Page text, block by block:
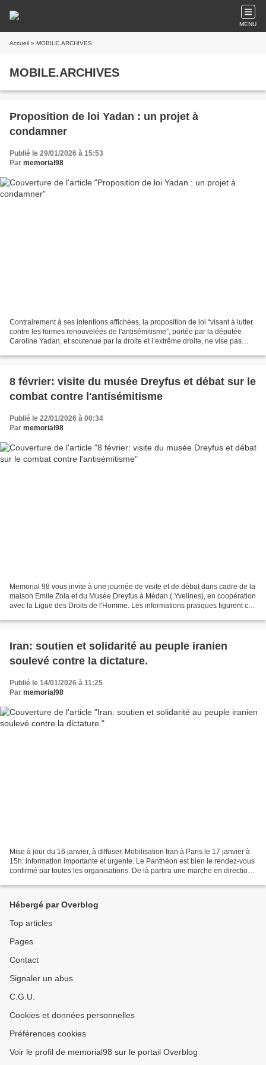
MENU
Accueil » MOBILE.ARCHIVES
MOBILE.ARCHIVES
Proposition de loi Yadan : un projet à
condamner
Publié le 29/01/2026 à 15:53
Par memorial98
Contrairement à ses intentions affichées, la proposition de loi “visant à lutter
contre les formes renouvelées de l'antisémitisme”, portée par la députée
Caroline Yadan, et soutenue par la droite et l’extrême droite, ne vise pas
8 février: visite du musée Dreyfus et débat sur le
combat contre l'antisémitisme
Publié le 22/01/2026 à 00:34
Par memorial98
Memorial 98 vous invite à une journée de visite et de débat dans cadre de la
maison Emile Zola et du Musée Dreyfus à Médan ( Yvelines), en coopération
avec la Ligue des Droits de l'Homme. Les informations pratiques figurent ci-
Iran: soutien et solidarité au peuple iranien
soulevé contre la dictature.
Publié le 14/01/2026 à 11:25
Par memorial98
Mise à jour du 16 janvier, à diffuser. Mobilisation Iran à Paris le 17 janvier à
15h: information importante et urgente. Le Panthéon est bien le rendez-vous
confirmé par toutes les organisations. De là partira une marche en direction
Hébergé par Overblog
Top articles
Pages
Contact
Signaler un abus
C.G.U.
Cookies et données personnelles
Préférences cookies
Voir le profil de memorial98 sur le portail Overblog